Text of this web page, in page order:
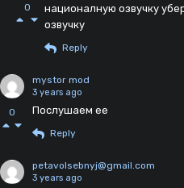
0
националную озвучку
озвучку
Reply
0
mystor mod
3 years ago
Послушаем ее
Reply
petavolsebnyj@gmail.com
3 years ago